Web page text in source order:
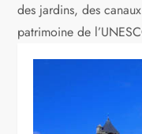
des jardins, des
patrimoine de